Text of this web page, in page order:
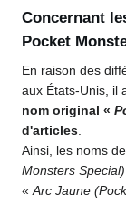
Concernant
Pocket
En raison des
aux États-Unis, il
nom original «
d'articles
Ainsi, les noms
Monsters Special)
« Arc Jaune